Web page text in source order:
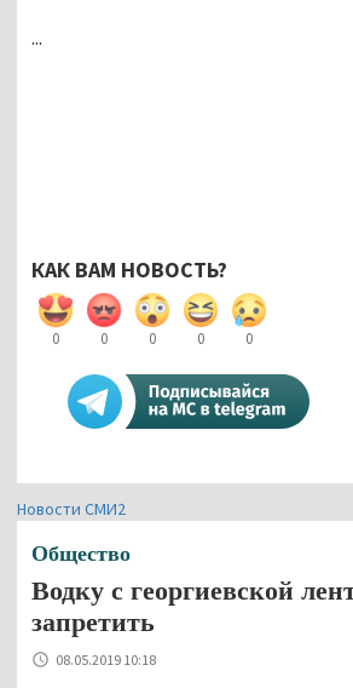
...
КАК ВАМ НОВОСТЬ?
0 0 0 0 0
Новости СМИ2
Общество
Водку с георгиевской
запретить
08.05.2019 10:18